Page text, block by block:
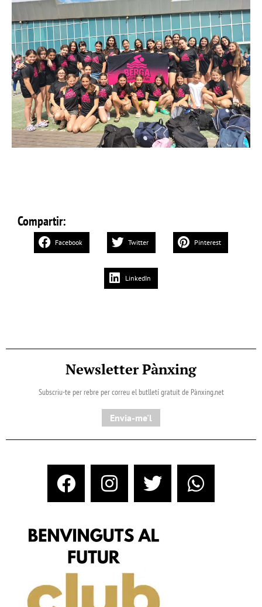
Compartir:
Facebook Twitter Pinterest
LinkedIn
Newsletter Pànxing
Subscriu-te per rebre per correu el butlletí gratuït de Pànxing.net​
Envia-me'l